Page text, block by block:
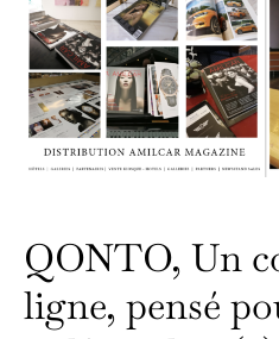
QONTO, Un
ligne, pensé